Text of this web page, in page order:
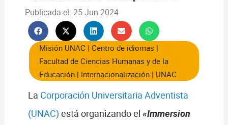
Publicada el: 25 Jun 2024
Misión UNAC | Centro de idiomas |
Facultad de Ciencias Humanas y de la
Educación| Internacionalización| UNAC
La Corporación Universitaria Adventista
(UNAC) está organizando el «Immersion